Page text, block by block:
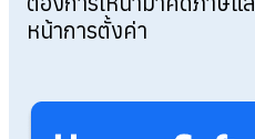
หน้าการตั้งค่า